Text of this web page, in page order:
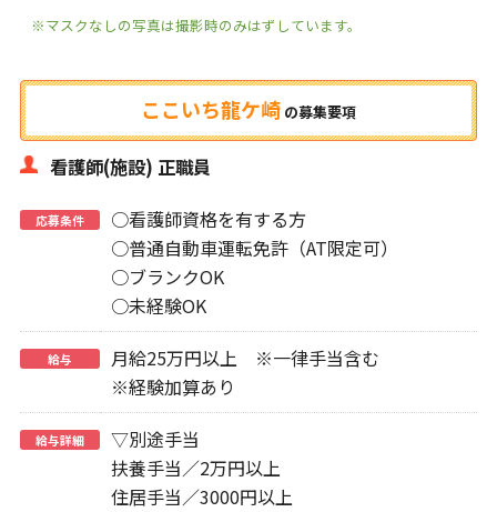
※マスクなしの写真は撮影時のみはずしています。
ここいち龍ケ崎 の募集要項
看護師(施設) 正職員
応募条件
○看護師資格を有する方
○普通自動車運転免許（AT限定可）
○ブランクOK
○未経験OK
給与
月給25万円以上 ※一律手当含む
※経験加算あり
給与詳細
▽別途手当
扶養手当／2万円以上
住居手当／3000円以上